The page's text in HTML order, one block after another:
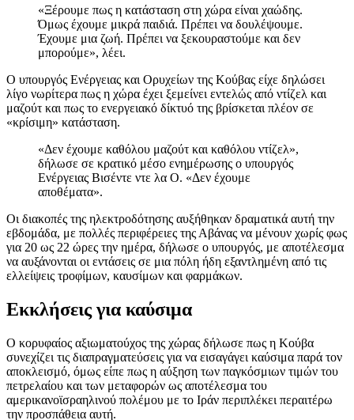
«Ξέρουμε πως η κατάσταση στη χώρα είναι χαώδης.
Όμως έχουμε μικρά παιδιά. Πρέπει να δουλέψουμε.
Έχουμε μια ζωή. Πρέπει να ξεκουραστούμε και δεν
μπορούμε», λέει.
Ο υπουργός Ενέργειας και Ορυχείων της Κούβας είχε δηλώσει
λίγο νωρίτερα πως η χώρα έχει ξεμείνει εντελώς από ντίζελ και
μαζούτ και πως το ενεργειακό δίκτυό της βρίσκεται πλέον σε
«κρίσιμη» κατάσταση.
«Δεν έχουμε καθόλου μαζούτ και καθόλου ντίζελ»,
δήλωσε σε κρατικό μέσο ενημέρωσης ο υπουργός
Ενέργειας Βισέντε ντε λα Ο. «Δεν έχουμε
αποθέματα».
Οι διακοπές της ηλεκτροδότησης αυξήθηκαν δραματικά αυτή την
εβδομάδα, με πολλές περιφέρειες της Αβάνας να μένουν χωρίς φως
για 20 ως 22 ώρες την ημέρα, δήλωσε ο υπουργός, με αποτέλεσμα
να αυξάνονται οι εντάσεις σε μια πόλη ήδη εξαντλημένη από τις
ελλείψεις τροφίμων, καυσίμων και φαρμάκων.
Εκκλήσεις για καύσιμα
Ο κορυφαίος αξιωματούχος της χώρας δήλωσε πως η Κούβα
συνεχίζει τις διαπραγματεύσεις για να εισαγάγει καύσιμα παρά τον
αποκλεισμό, όμως είπε πως η αύξηση των παγκόσμιων τιμών του
πετρελαίου και των μεταφορών ως αποτέλεσμα του
αμερικανοϊσραηλινού πολέμου με το Ιράν περιπλέκει περαιτέρω
την προσπάθεια αυτή.